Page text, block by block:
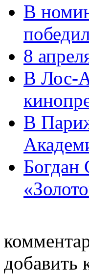
В
8
В Лос-
В
Богдан
добавить